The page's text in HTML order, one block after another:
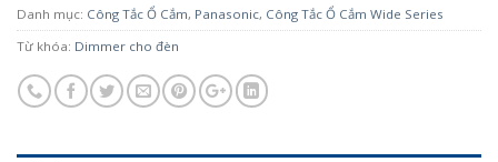
Danh mục: Công Tắc Ổ Cắm, Panasonic, Công Tắc Ổ Cắm Wide Series
Từ khóa: Dimmer cho đèn